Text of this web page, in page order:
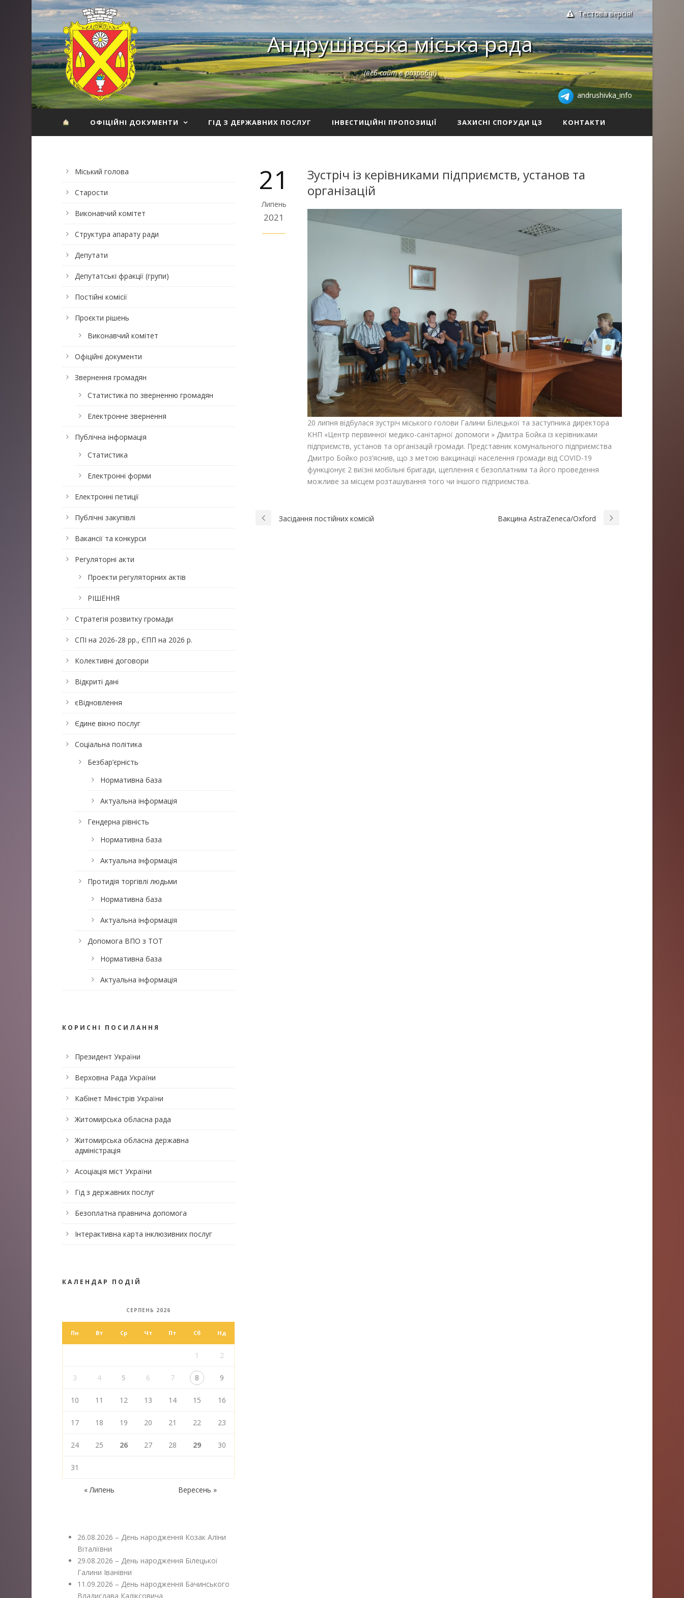
Тестова версія!
Андрушівська міська рада
(веб-сайт в розробці)
andrushivka_info
ОФІЦІЙНІ ДОКУМЕНТИ ГІД З ДЕРЖАВНИХ ПОСЛУГ ІНВЕСТИЦІЙНІ ПРОПОЗИЦІЇ ЗАХИСНІ СПОРУДИ ЦЗ КОНТАКТИ
21
Липень
2021
Зустріч із керівниками підприємств, установ та
організацій
20 липня відбулася зустріч міського голови Галини Білецької та заступника директора
КНП «Центр первинної медико-санітарної допомоги » Дмитра Бойка із керівниками
підприємств, установ та організацій громади. Представник комунального підприємства
Дмитро Бойко роз’яснив, що з метою вакцинації населення громади від COVID-19
функціонує 2 виїзні мобільні бригади, щеплення є безоплатним та його проведення
можливе за місцем розташування того чи іншого підприємства.
Засідання постійних комісій Вакцина AstraZeneca/Oxford
Міський голова
Старости
Виконавчий комітет
Структура апарату ради
Депутати
Депутатські фракції (групи)
Постійні комісії
Проєкти рішень
Виконавчий комітет
Офіційні документи
Звернення громадян
Статистика по зверненню громадян
Електронне звернення
Публічна інформація
Статистика
Електронні форми
Електронні петиції
Публічні закупівлі
Вакансії та конкурси
Регуляторні акти
Проекти регуляторних актів
РІШЕННЯ
Стратегія розвитку громади
СПІ на 2026-28 рр., ЄПП на 2026 р.
Колективні договори
Відкриті дані
єВідновлення
Єдине вікно послуг
Соціальна політика
Безбар’єрність
Нормативна база
Актуальна інформація
Гендерна рівність
Нормативна база
Актуальна інформація
Протидія торгівлі людьми
Нормативна база
Актуальна інформація
Допомога ВПО з ТОТ
Нормативна база
Актуальна інформація
КОРИСНІ ПОСИЛАННЯ
Президент України
Верховна Рада України
Кабінет Міністрів України
Житомирська обласна рада
Житомирська обласна державна
адміністрація
Асоціація міст України
Гід з державних послуг
Безоплатна правнича допомога
Інтерактивна карта інклюзивних послуг
КАЛЕНДАР ПОДІЙ
СЕРПЕНЬ 2026
Пн Вт Ср Чт Пт Сб Нд
1 2
3 4 5 6 7 8 9
10 11 12 13 14 15 16
17 18 19 20 21 22 23
24 25 26 27 28 29 30
31
« Липень Вересень »
26.08.2026 – День народження Козак Аліни
Віталіївни
29.08.2026 – День народження Білецької
Галини Іванівни
11.09.2026 – День народження Бачинського
Владислава Каліксовича